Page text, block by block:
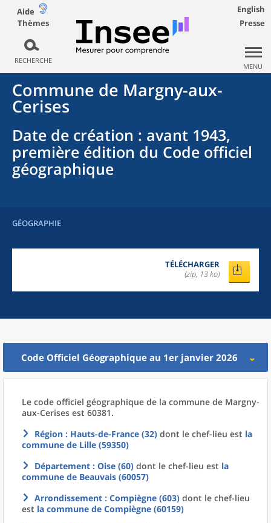
Aide
Thèmes
RECHERCHE
English
Presse
MENU
Commune de Margny-aux-
Cerises
Date de création : avant 1943,
première édition du Code officiel
géographique
GÉOGRAPHIE
TÉLÉCHARGER
(zip, 13 ko)
Code Officiel Géographique au 1er janvier 2026
Le code officiel géographique de la commune de Margny-
aux-Cerises est 60381.
Région : Hauts-de-France (32) dont le chef-lieu est la
commune de Lille (59350)
Département : Oise (60) dont le chef-lieu est la
commune de Beauvais (60057)
Arrondissement : Compiègne (603) dont le chef-lieu
est la commune de Compiègne (60159)